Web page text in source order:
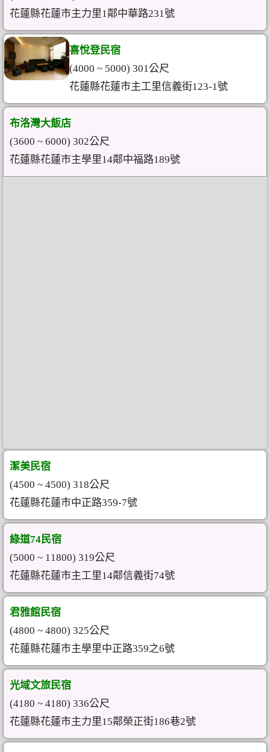
花蓮縣花蓮市主力里1鄰中華路231號
喜悅登民宿
(4000 ~ 5000) 301公尺
花蓮縣花蓮市主工里信義街123-1號
布洛灣大飯店
(3600 ~ 6000) 302公尺
花蓮縣花蓮市主學里14鄰中福路189號
潔美民宿
(4500 ~ 4500) 318公尺
花蓮縣花蓮市中正路359-7號
綠道74民宿
(5000 ~ 11800) 319公尺
花蓮縣花蓮市主工里14鄰信義街74號
君雅館民宿
(4800 ~ 4800) 325公尺
花蓮縣花蓮市主學里中正路359之6號
光域文旅民宿
(4180 ~ 4180) 336公尺
花蓮縣花蓮市主力里15鄰榮正街186巷2號